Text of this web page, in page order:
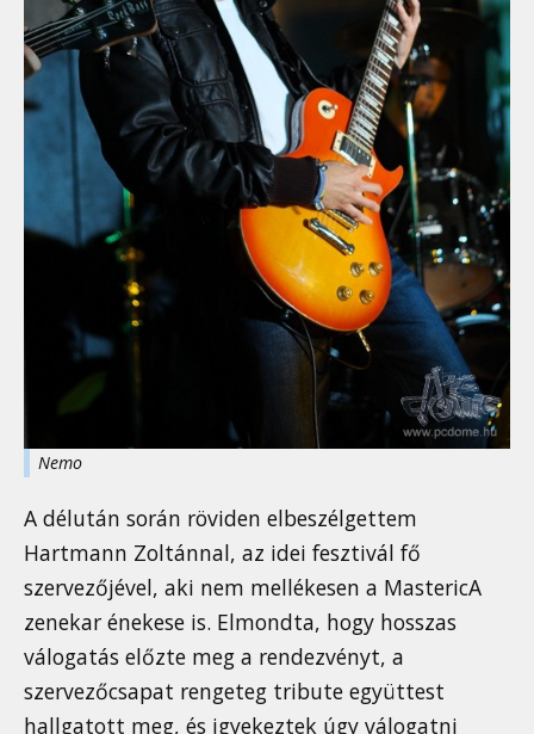
Nemo
A délután során röviden elbeszélgettem
Hartmann Zoltánnal, az idei fesztivál fő
szervezőjével, aki nem mellékesen a MastericA
zenekar énekese is. Elmondta, hogy hosszas
válogatás előzte meg a rendezvényt, a
szervezőcsapat rengeteg tribute együttest
hallgatott meg, és igyekeztek úgy válogatni